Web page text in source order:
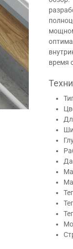
время